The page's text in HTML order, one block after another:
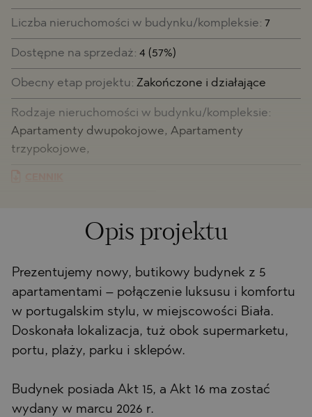
Liczba nieruchomości w budynku/kompleksie: 7
Dostępne na sprzedaż: 4 (57%)
Obecny etap projektu: Zakończone i działające
Rodzaje nieruchomości w budynku/kompleksie:
Apartamenty dwupokojowe, Apartamenty
trzypokojowe,
Opis projektu
Prezentujemy nowy, butikowy budynek z 5
apartamentami – połączenie luksusu i komfortu
w portugalskim stylu, w miejscowości Biała.
Doskonała lokalizacja, tuż obok supermarketu,
portu, plaży, parku i sklepów.
Budynek posiada Akt 15, a Akt 16 ma zostać
wydany w marcu 2026 r.